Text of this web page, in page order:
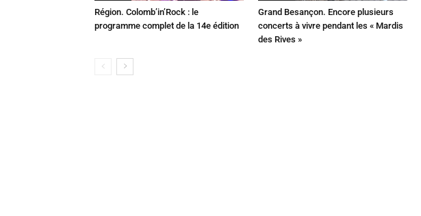
Région. Colomb’in’Rock : le
programme complet de la 14e édition
Grand Besançon. Encore plusieurs
concerts à vivre pendant les « Mardis
des Rives »